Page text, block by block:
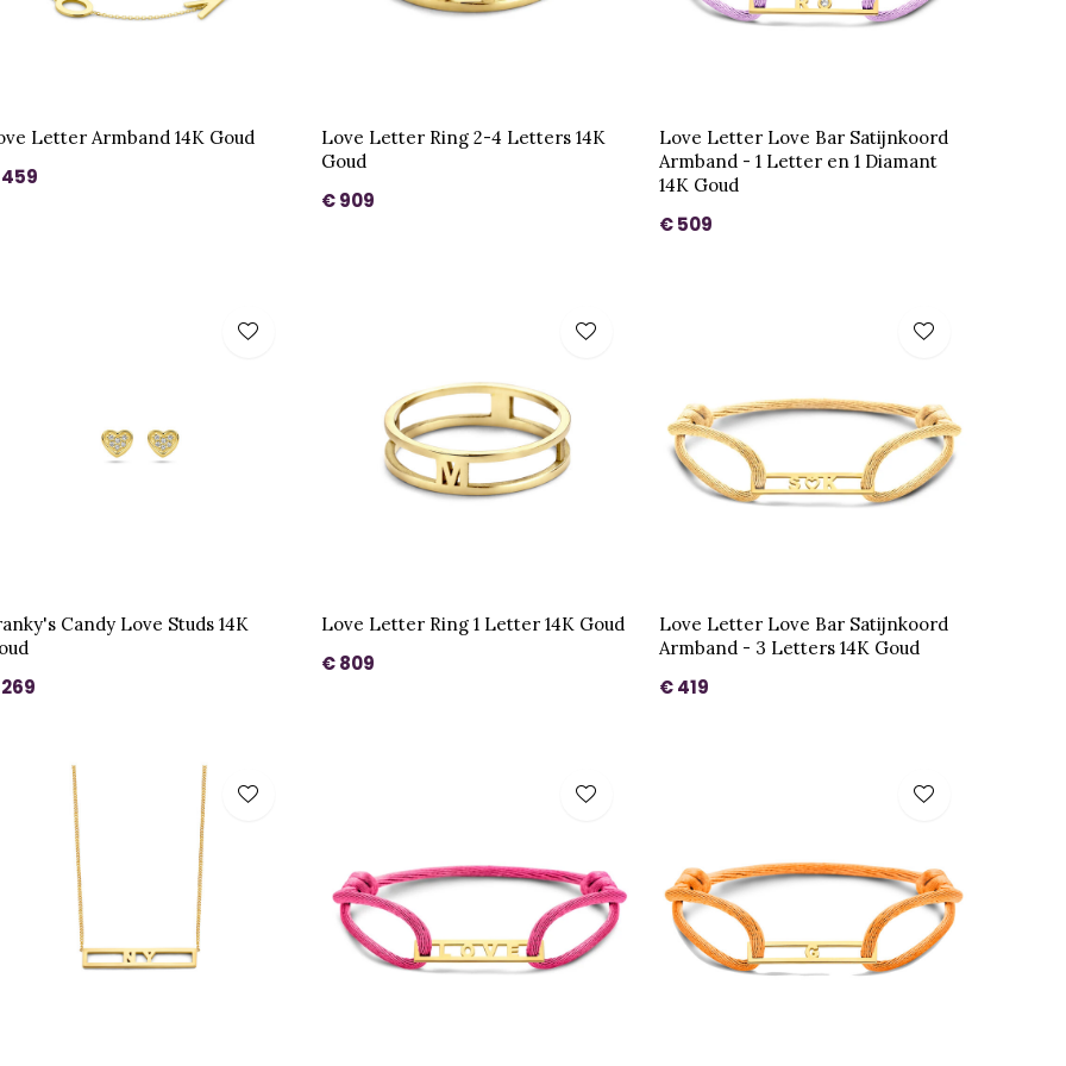
Letter Armband 14K Goud
Love Letter Ring 2-4 Letters 14K
Goud
€ 909
Love Letter Love Bar Satijnkoord
Armband - 1 Letter en 1 Diamant
14K Goud
€ 509
Candy Love Studs 14K
Love Letter Ring 1 Letter 14K Goud
€ 809
Love Letter Love Bar Satijnkoord
Armband - 3 Letters 14K Goud
€ 419